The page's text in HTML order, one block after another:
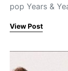
pop Years &
View Post